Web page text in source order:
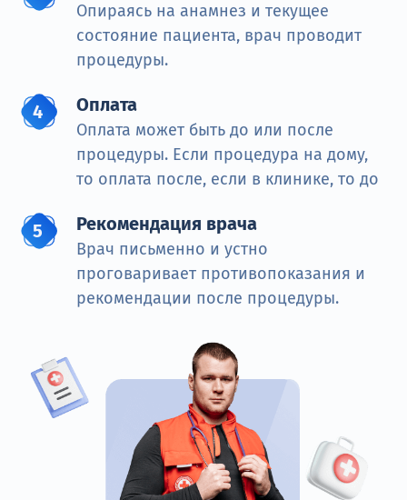
Опираясь на анамнез и текущее
состояние пациента, врач проводит
процедуры.
Оплата
Оплата может быть до или после
процедуры. Если процедура на дому,
то оплата после, если в клинике, то до
Рекомендация врача
Врач письменно и устно
проговаривает противопоказания и
рекомендации после процедуры.